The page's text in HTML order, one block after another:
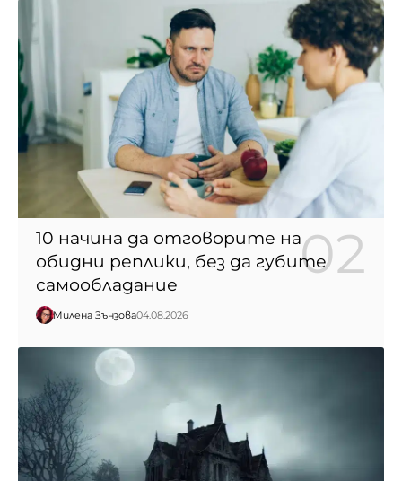
10 начина да отговорите на
обидни реплики, без да губите
самообладание
Милена Зънзова04.08.2026